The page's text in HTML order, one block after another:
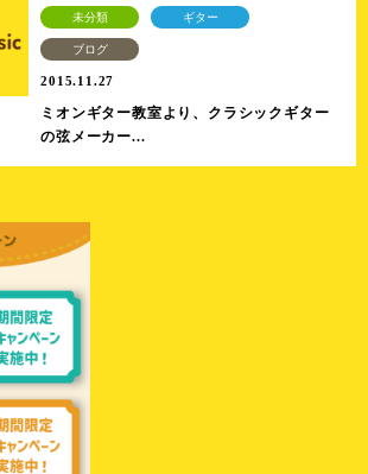
未分類 ギター
ブログ
2015.11.27
ミオンギター教室より、クラシックギター
の弦メーカー...